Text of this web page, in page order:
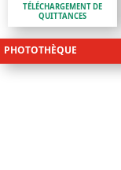
TÉLÉCHARGEMENT DE
QUITTANCES
PHOTOTHÈQUE